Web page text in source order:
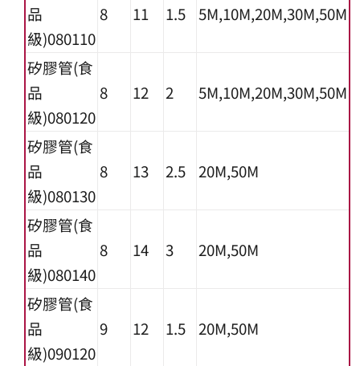
品
級)080110
8 11 1.5 5M,10M,20M,30M,50M
矽膠管(食
品
級)080120
8 12 2 5M,10M,20M,30M,50M
矽膠管(食
品
級)080130
8 13 2.5 20M,50M
矽膠管(食
品
級)080140
8 14 3 20M,50M
矽膠管(食
品
級)090120
9 12 1.5 20M,50M